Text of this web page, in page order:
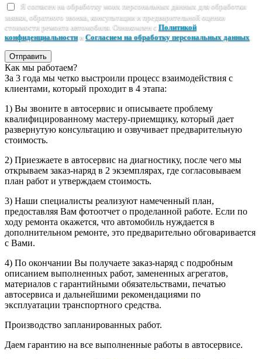
Я согласен на обработку моих персональных данных для обработки
заявки, обратного звонка, консультации и предварительной оценки
стоимости ремонта автомобиля. Ознакомлен с Политикой
конфиденциальностии Согласием на обработку персональных данных
Отправить
Как мы работаем?
За 3 года мы четко выстроили процесс взаимодействия с
клиентами, который проходит в 4 этапа:
1) Вы звоните в автосервис и описываете проблему
квалифицированному мастеру-приемщику, который дает
развернутую консультацию и озвучивает предварительную
стоимость.
2) Приезжаете в автосервис на диагностику, после чего мы
открываем заказ-наряд в 2 экземплярах, где согласовываем
план работ и утверждаем стоимость.
3) Наши специалисты реализуют намеченный план,
предоставляя Вам фотоотчет о проделанной работе. Если по
ходу ремонта окажется, что автомобиль нуждается в
дополнительном ремонте, это предварительно обговаривается
с Вами.
4) По окончании Вы получаете заказ-наряд с подробным
описанием выполненных работ, замененных агрегатов,
материалов с гарантийными обязательствами, печатью
автосервиса и дальнейшими рекомендациями по
эксплуатации транспортного средства.
Производство запланированных работ.
Даем гарантию на все выполненные работы в автосервисе.